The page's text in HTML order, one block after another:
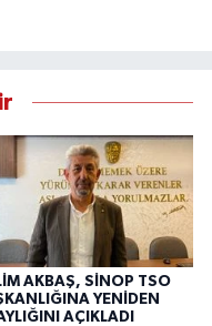
AKBAŞ, SİNOP TSO
YENİDEN
AÇIKLADI